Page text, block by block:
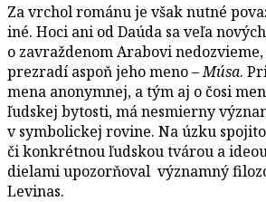
Za vrchol románu je však nutné
iné. Hoci ani od Daúda sa veľa
o zavraždenom Arabovi
prezradí aspoň jeho meno –Músa.
mena anonymnej, a tým aj o čosi
ľudskej bytosti, má nesmierny
v symbolickej rovine. Na úzku
či konkrétnou ľudskou tvárou a
dielami upozorňoval významný
Levinas.